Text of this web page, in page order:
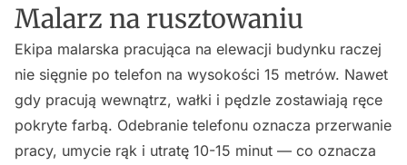
Malarz na rusztowaniu
Ekipa malarska pracująca na elewacji budynku raczej
nie sięgnie po telefon na wysokości 15 metrów. Nawet
gdy pracują wewnątrz, wałki i pędzle zostawiają ręce
pokryte farbą. Odebranie telefonu oznacza przerwanie
pracy, umycie rąk i utratę 10-15 minut — co oznacza